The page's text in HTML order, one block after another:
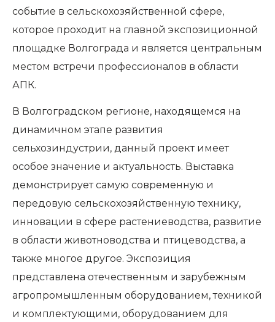
событие в сельскохозяйственной сфере,
которое проходит на главной экспозиционной
площадке Волгограда и является центральным
местом встречи профессионалов в области
АПК.
В Волгоградском регионе, находящемся на
динамичном этапе развития
сельхозиндустрии, данный проект имеет
особое значение и актуальность. Выставка
демонстрирует самую современную и
передовую сельскохозяйственную технику,
инновации в сфере растениеводства, развитие
в области животноводства и птицеводства, а
также многое другое. Экспозиция
представлена отечественным и зарубежным
агропромышленным оборудованием, техникой
и комплектующими, оборудованием для